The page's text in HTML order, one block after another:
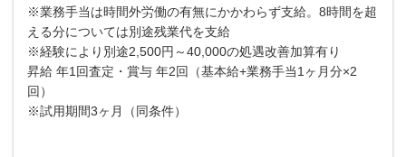
※業務手当は時間外労働の有無にかかわらず支給。8時間を超
える分については別途残業代を支給
※経験により別途2,500円～40,000の処遇改善加算有り
昇給 年1回査定・賞与 年2回（基本給+業務手当1ヶ月分×2
回）
※試用期間3ヶ月（同条件）